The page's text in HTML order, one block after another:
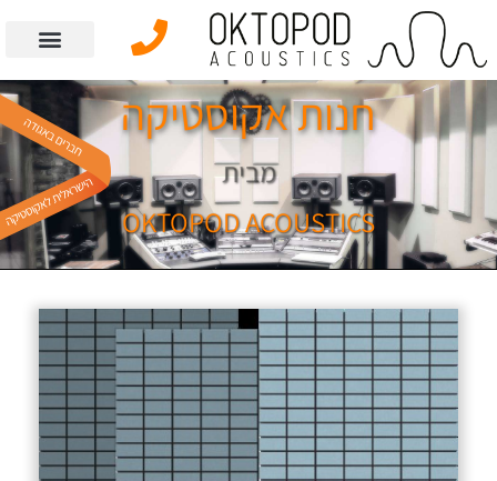
חנות אקוסטיקה
מבית
OKTOPOD ACOUSTICS